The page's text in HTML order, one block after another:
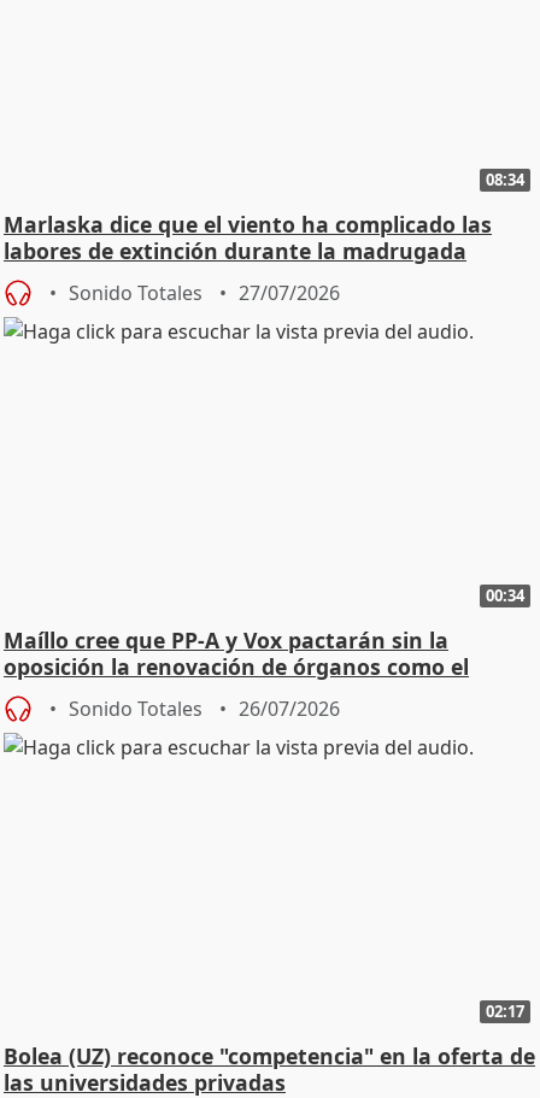
08:34
Marlaska dice que el viento ha complicado las
labores de extinción durante la madrugada
Sonido Totales 27/07/2026
00:34
Maíllo cree que PP-A y Vox pactarán sin la
oposición la renovación de órganos como el
Defensor
Sonido Totales 26/07/2026
02:17
Bolea (UZ) reconoce "competencia" en la oferta de
las universidades privadas